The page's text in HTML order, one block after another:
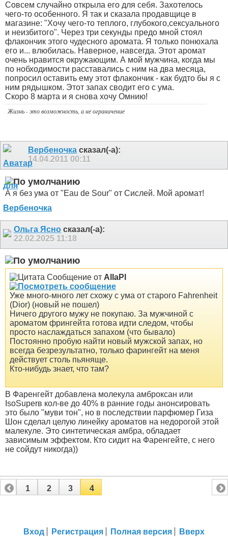
Совсем случайно открыла его для себя. Захотелось
чего-то особенного. Я так и сказала продавщице в
магазине: "Хочу чего-то теплого, глубокого,сексуального
и неизбитого". Через три секунды предо мной стоял
флакончик этого чудесного аромата. Я только понюхала
его и... влюбилась. Наверное, навсегда. Этот аромат
очень нравится окружающим. А мой мужчина, когда мы
по нобходимости расставались с ним на два месяца,
попросил оставить ему этот флакончик - как будто бы я с
ним рядышком. Этот запах сводит его с ума.
Скоро 8 марта и я снова хочу Омнию!
Жизнь - это возможность, а не ограничение
Вербеночка сказал(-а):
14.04.2011 00:11
А я без ума от "Eau de Sour" от Сислей. Мой аромат!
Ольга Ясно сказал(-а):
22.02.2025 11:18
Сообщение от AllaPl
Уже много-много лет схожу с ума от старого Fahrenheit
(Dior) (новый не пошел)
Ничего другого мужу не покупаю. За мужчиной с
ароматом фрингейта готова идти следом, чтобы
просто наслаждаться запахом (что бывало)
Постоянно пробую найти новый мужской запах, но
всегда безрезультатно, только фарингейт на меня
действует столь пьяняще.
Кто-нибудь знает, что там?
В Фаренгейт добавлена молекула амброксан или
IsoSuperв кол-ве до 40% в ранние годы анонсировать
это было "муви тон", но в последствии парфюмер Гиза
Шон сделал целую линейку ароматов на недорогой этой
малекуле. Это синтетическая амбра, обладает
зависимым эффектом. Кто сидит на Фаренгейте, с него
не сойдут никогда))
1 2 3 4
Вход Регистрация Полная версия Вверх